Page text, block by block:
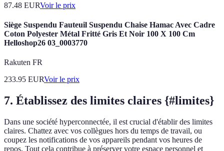
87.48 EURVoir le prix
Siège Suspendu Fauteuil Suspendu Chaise Hamac Avec Cadre
Coton Polyester Métal Fritté Gris Et Noir 100 X 100 Cm
Helloshop26 03_0003770
Rakuten FR
233.95 EURVoir le prix
7. Établissez des limites claires {#limites}
Dans une société hyperconnectée, il est crucial d'établir des limites
claires. Chattez avec vos collègues hors du temps de travail, ou
coupez les notifications de vos appareils pendant vos heures de
repos. Tout cela contribue à préserver votre espace personnel et